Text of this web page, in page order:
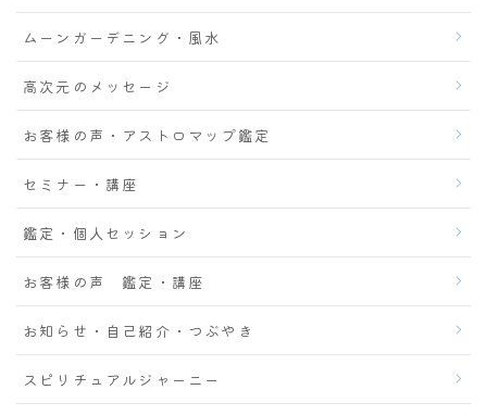
ムーンガーデニング・風水
高次元のメッセージ
お客様の声・アストロマップ鑑定
セミナー・講座
鑑定・個人セッション
お客様の声 鑑定・講座
お知らせ・自己紹介・つぶやき
スピリチュアルジャーニー